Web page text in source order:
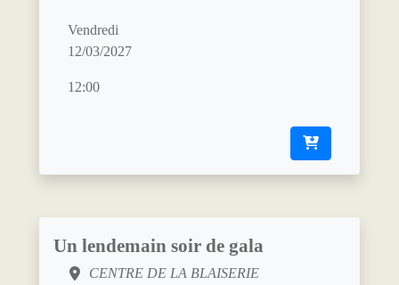
Vendredi
12/03/2027
12:00
Un lendemain soir de gala
CENTRE DE LA BLAISERIE